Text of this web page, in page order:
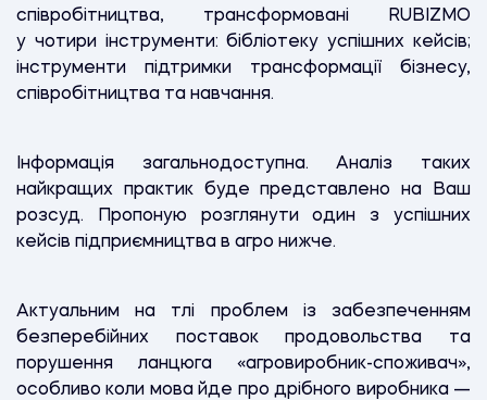
співробітництва, трансформовані RUBIZMO
у чотири інструменти: бібліотеку успішних кейсів;
інструменти підтримки трансформації бізнесу,
співробітництва та навчання.
Інформація загальнодоступна. Аналіз таких
найкращих практик буде представлено на Ваш
розсуд. Пропоную розглянути один з успішних
кейсів підприємництва в агро нижче.
Актуальним на тлі проблем із забезпеченням
безперебійних поставок продовольства та
порушення ланцюга «агровиробник-споживач»,
особливо коли мова йде про дрібного виробника —